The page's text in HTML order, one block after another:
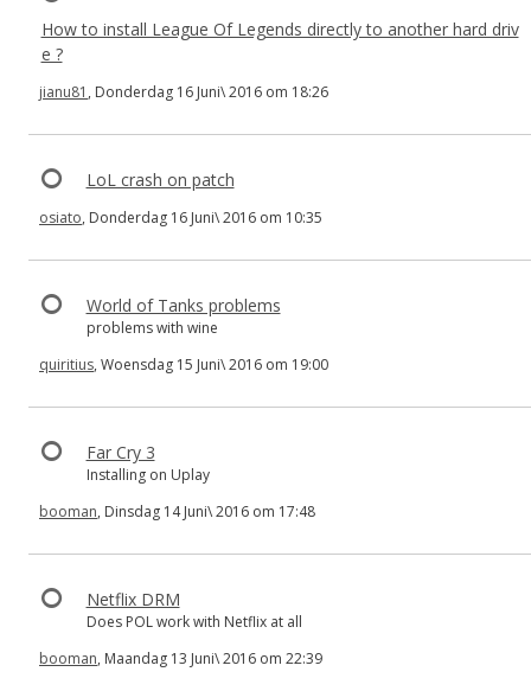
How to install League Of Legends directly to another hard driv
e ?
jianu81 , Donderdag 16 Juni\ 2016 om 18:26
LoL crash on patch
osiato, Donderdag 16 Juni\ 2016 om 10:35
World of Tanks problems
problems with wine
quiritius, Woensdag 15 Juni\ 2016 om 19:00
Far Cry 3
Installing on Uplay
booman, Dinsdag 14 Juni\ 2016 om 17:48
Netflix DRM
Does POL work with Netflix at all
booman, Maandag 13 Juni\ 2016 om 22:39